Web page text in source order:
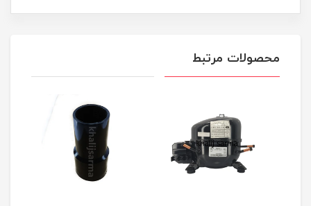
محصولات مرتبط